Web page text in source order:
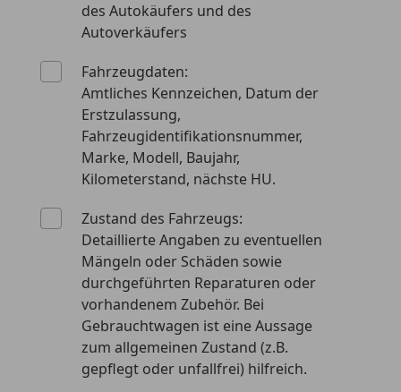
des Autokäufers und des
Autoverkäufers
Fahrzeugdaten:
Amtliches Kennzeichen, Datum der
Erstzulassung,
Fahrzeugidentifikationsnummer,
Marke, Modell, Baujahr,
Kilometerstand, nächste HU.
Zustand des Fahrzeugs:
Detaillierte Angaben zu eventuellen
Mängeln oder Schäden sowie
durchgeführten Reparaturen oder
vorhandenem Zubehör. Bei
Gebrauchtwagen ist eine Aussage
zum allgemeinen Zustand (z.B.
gepflegt oder unfallfrei) hilfreich.